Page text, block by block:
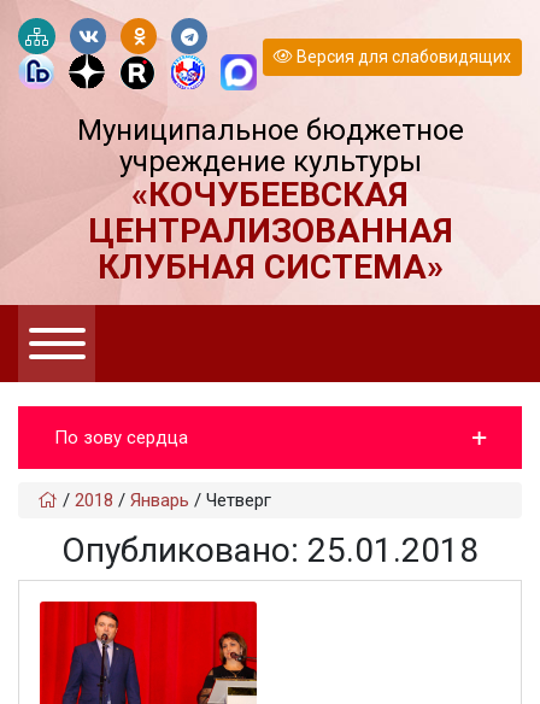
Версия для слабовидящих
Муниципальное бюджетное
учреждение культуры
«КОЧУБЕЕВСКАЯ
ЦЕНТРАЛИЗОВАННАЯ
КЛУБНАЯ СИСТЕМА»
По зову сердца
/ 2018 / Январь / Четверг
Опубликовано: 25.01.2018